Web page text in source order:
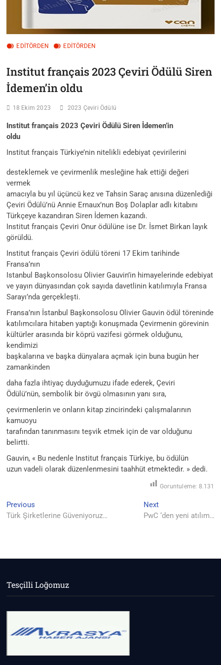
EDİTÖRDEN EDITÖRDEN
Institut français 2023 Çeviri Ödülü Siren
İdemen’in oldu
18 Ekim 2023 2023 Çeviri Ödülü
Institut français 2023 Çeviri Ödülü Siren İdemen’in
oldu
Institut français Türkiye’nin nitelikli edebiyat çevirilerini
desteklemek ve çevirmenlik mesleğine hak ettiği değeri
vermek
amacıyla bu yıl üçüncü kez ve Tahsin Saraç anısına düzenlediği
Çeviri Ödülü’nü Annie Ernaux’nun Boş Dolaplar adlı kitabını
Türkçeye kazandıran Siren İdemen kazandı.
Institut français Çeviri Onur ödülüne ise Dr. İsmet Birkan layık
görüldü.
Institut français Çeviri ödülü töreni 17 Ekim tarihinde
Fransa’nın
Istanbul Başkonsolosu Olivier Gauvin’in himayelerinde edebiyat
ve yayın dünyasından çok sayıda davetlinin katılımıyla Fransa
Sarayı’nda gerçekleşti.
Fransa’nın İstanbul Başkonsolosu Olivier Gauvin ödül töreninde
katılımcılara hitaben yaptığı konuşmada Çevirmenin görevinin
kültürler arasında bir köprü vazifesi görmek olduğunu,
kendimizi
başkalarına ve başka dünyalara açmak için buna bugün her
zamankinden
daha fazla ihtiyaç duyduğumuzu ifade ederek, Çeviri
Ödülü’nün, sembolik bir övgü olmasının yanı sıra,
çevirmenlerin ve onların kitap zincirindeki çalışmalarının
kamuoyu
tarafından tanınmasını teşvik etmek için de var olduğunu
belirtti.
Gauvin, « Bu nedenle Institut français Türkiye, bu ödülün
uzun vadeli olarak düzenlenmesini taahhüt etmektedir. » dedi.
Goruntuleme: 8.131
Yazı
gezinmesi
Previous
post:
Türk Şirketlerine Güveniyoruz…
NextNext
post:
PwC ‘den yeni atılım…
Tesçilli Loğomuz